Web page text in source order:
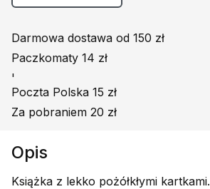
Darmowa dostawa od 150 zł
Paczkomaty 14 zł
'
Poczta Polska 15 zł
Za pobraniem 20 zł
Opis
Książka z lekko pożółkłymi kartkami.